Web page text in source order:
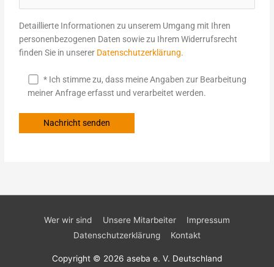
Detaillierte Informationen zu unserem Umgang mit Ihren
personenbezogenen Daten sowie zu Ihrem Widerrufsrecht
finden Sie in unserer Datenschutzerklärung.
* Ich stimme zu, dass meine Angaben zur Bearbeitung
meiner Anfrage erfasst und verarbeitet werden.
Wer wir sind Unsere Mitarbeiter
Impressum
Datenschutzerklärung
Kontakt
Copyright © 2026 aseba e. V. Deutschland